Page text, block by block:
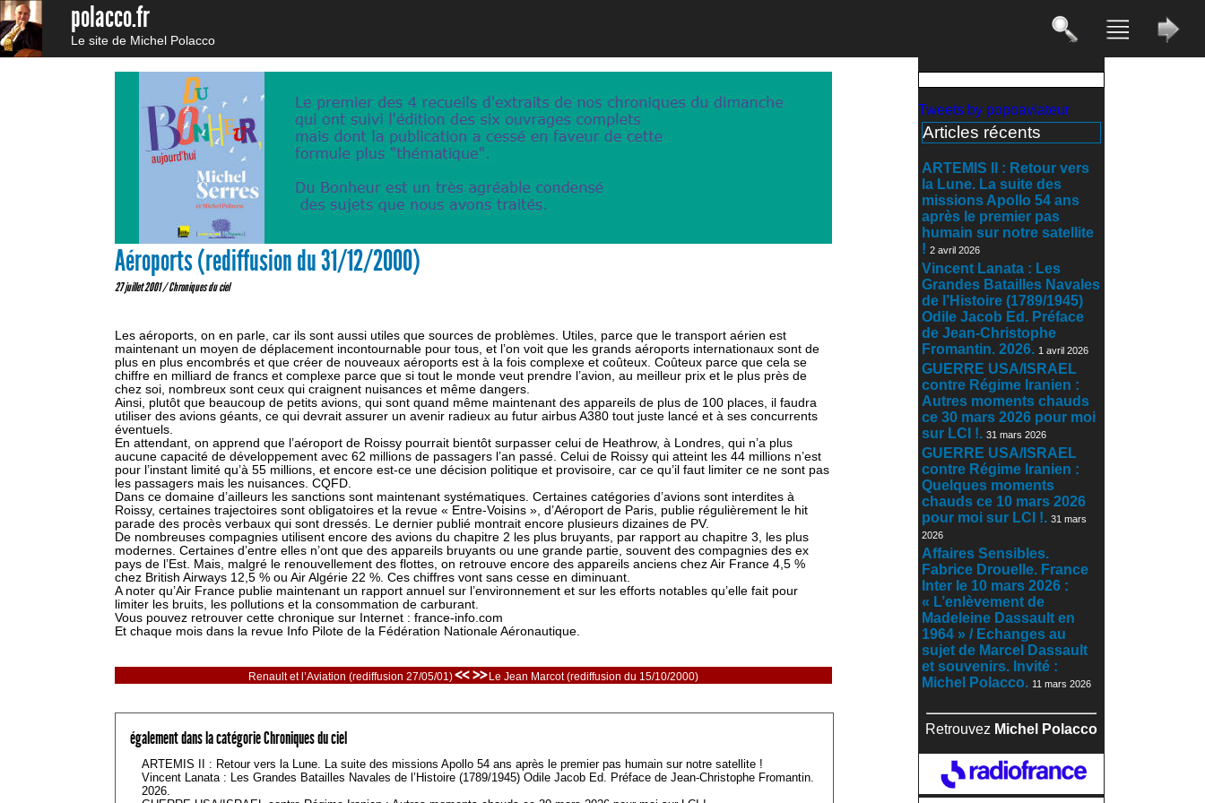
polacco.fr
Le site de Michel Polacco
Tweets by popoaviateur
Articles récents
ARTEMIS II : Retour vers
la Lune. La suite des
missions Apollo 54 ans
après le premier pas
humain sur notre satellite
! 2 avril 2026
Vincent Lanata : Les
Grandes Batailles Navales
de l’Histoire (1789/1945)
Odile Jacob Ed. Préface
de Jean-Christophe
Fromantin. 2026. 1 avril 2026
GUERRE USA/ISRAEL
contre Régime Iranien :
Autres moments chauds
ce 30 mars 2026 pour moi
sur LCI !. 31 mars 2026
GUERRE USA/ISRAEL
contre Régime Iranien :
Quelques moments
chauds ce 10 mars 2026
pour moi sur LCI !. 31 mars
2026
Affaires Sensibles.
Fabrice Drouelle. France
Inter le 10 mars 2026 :
« L’enlèvement de
Madeleine Dassault en
1964 » / Echanges au
sujet de Marcel Dassault
et souvenirs. Invité :
Michel Polacco. 11 mars 2026
Retrouvez Michel Polacco
Aéroports (rediffusion du 31/12/2000)
27 juillet 2001 /Chroniques du ciel
Les aéroports, on en parle, car ils sont aussi utiles que sources de problèmes. Utiles, parce que le transport aérien est
maintenant un moyen de déplacement incontournable pour tous, et l’on voit que les grands aéroports internationaux sont de
plus en plus encombrés et que créer de nouveaux aéroports est à la fois complexe et coûteux. Coûteux parce que cela se
chiffre en milliard de francs et complexe parce que si tout le monde veut prendre l’avion, au meilleur prix et le plus près de
chez soi, nombreux sont ceux qui craignent nuisances et même dangers.
Ainsi, plutôt que beaucoup de petits avions, qui sont quand même maintenant des appareils de plus de 100 places, il faudra
utiliser des avions géants, ce qui devrait assurer un avenir radieux au futur airbus A380 tout juste lancé et à ses concurrents
éventuels.
En attendant, on apprend que l’aéroport de Roissy pourrait bientôt surpasser celui de Heathrow, à Londres, qui n’a plus
aucune capacité de développement avec 62 millions de passagers l’an passé. Celui de Roissy qui atteint les 44 millions n’est
pour l’instant limité qu’à 55 millions, et encore est-ce une décision politique et provisoire, car ce qu’il faut limiter ce ne sont pas
les passagers mais les nuisances. CQFD.
Dans ce domaine d’ailleurs les sanctions sont maintenant systématiques. Certaines catégories d’avions sont interdites à
Roissy, certaines trajectoires sont obligatoires et la revue « Entre-Voisins », d’Aéroport de Paris, publie régulièrement le hit
parade des procès verbaux qui sont dressés. Le dernier publié montrait encore plusieurs dizaines de PV.
De nombreuses compagnies utilisent encore des avions du chapitre 2 les plus bruyants, par rapport au chapitre 3, les plus
modernes. Certaines d’entre elles n’ont que des appareils bruyants ou une grande partie, souvent des compagnies des ex
pays de l’Est. Mais, malgré le renouvellement des flottes, on retrouve encore des appareils anciens chez Air France 4,5 %
chez British Airways 12,5 % ou Air Algérie 22 %. Ces chiffres vont sans cesse en diminuant.
A noter qu’Air France publie maintenant un rapport annuel sur l’environnement et sur les efforts notables qu’elle fait pour
limiter les bruits, les pollutions et la consommation de carburant.
Vous pouvez retrouver cette chronique sur Internet : france-info.com
Et chaque mois dans la revue Info Pilote de la Fédération Nationale Aéronautique.
Renault et l’Aviation (rediffusion 27/05/01)<< >> Le Jean Marcot (rediffusion du 15/10/2000)
également dans la catégorie Chroniques du ciel
ARTEMIS II : Retour vers la Lune. La suite des missions Apollo 54 ans après le premier pas humain sur notre satellite !
Vincent Lanata : Les Grandes Batailles Navales de l’Histoire (1789/1945) Odile Jacob Ed. Préface de Jean-Christophe Fromantin.
2026.